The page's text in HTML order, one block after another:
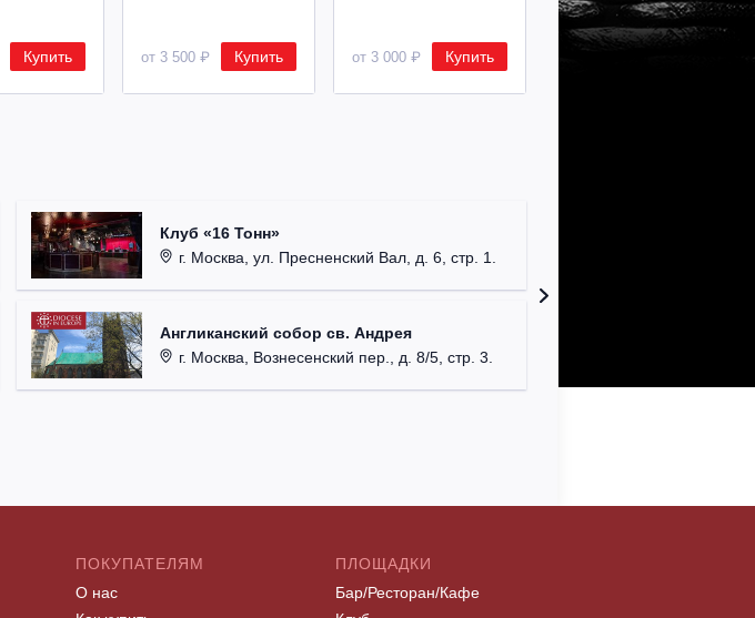
Купить от 3 500 ₽ Купить от 3 000 ₽ Купить
Клуб «16 Тонн»
г. Москва, ул. Пресненский Вал, д. 6, стр. 1.
Англиканский собор св. Андрея
г. Москва, Вознесенский пер., д. 8/5, стр. 3.
ПОКУПАТЕЛЯМ
О нас
ПЛОЩАДКИ
Бар/Ресторан/Кафе